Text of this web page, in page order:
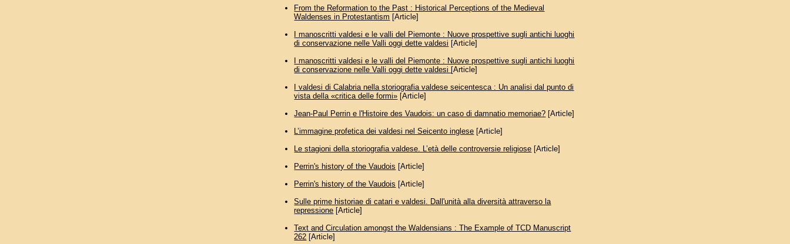
From the Reformation to the Past : Historical Perceptions of the Medieval
Waldenses in Protestantism [Article]
I manoscritti valdesi e le valli del Piemonte : Nuove prospettive sugli antichi luoghi
di conservazione nelle Valli oggi dette valdesi [Article]
I manoscritti valdesi e le valli del Piemonte : Nuove prospettive sugli antichi luoghi
di conservazione nelle Valli oggi dette valdesi [Article]
I valdesi di Calabria nella storiografia valdese seicentesca : Un analisi dal punto di
vista della «critica delle formi» [Article]
Jean-Paul Perrin e l'Histoire des Vaudois: un caso di damnatio memoriae? [Article]
L’immagine profetica dei valdesi nel Seicento inglese [Article]
Le stagioni della storiografia valdese. L’età delle controversie religiose [Article]
Perrin's history of the Vaudois [Article]
Perrin's history of the Vaudois [Article]
Sulle prime historiae di catari e valdesi. Dall'unità alla diversità attraverso la
repressione [Article]
Text and Circulation amongst the Waldensians : The Example of TCD Manuscript
262 [Article]